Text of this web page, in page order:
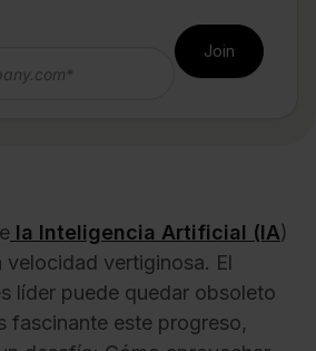
la Inteligencia Artificial (IA)
velocidad vertiginosa. El
líder puede quedar obsoleto
fascinante este progreso,